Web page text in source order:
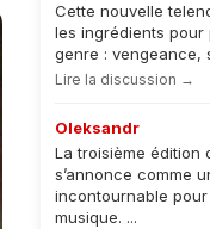
Cette nouvelle
les ingrédients pour
genre : vengeance,
Lire la discussion →
Oleksandr
La troisième édition
s’annonce comme
incontournable
musique. ...